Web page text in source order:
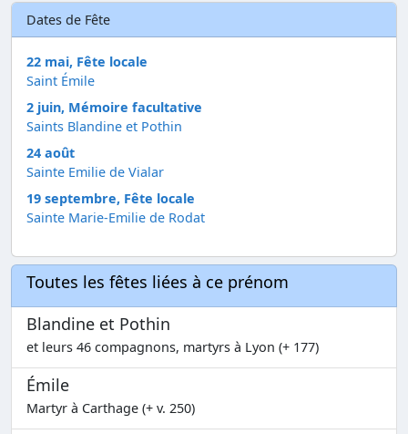
Dates de Fête
22 mai, Fête locale
Saint Émile
2 juin, Mémoire facultative
Saints Blandine et Pothin
24 août
Sainte Emilie de Vialar
19 septembre, Fête locale
Sainte Marie-Emilie de Rodat
Toutes les fêtes liées à ce prénom
Blandine et Pothin
et leurs 46 compagnons, martyrs à Lyon (+ 177)
Émile
Martyr à Carthage (+ v. 250)